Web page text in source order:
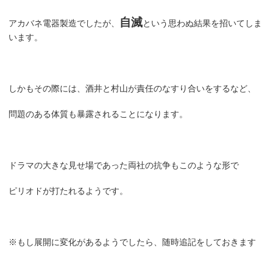
アカバネ電器製造でしたが、 自滅という思わぬ結果を招いてしま
います。
しかもその際には、酒井と村山が責任のなすり合いをするなど、
問題のある体質も暴露されることになります。
ドラマの大きな見せ場であった両社の抗争もこのような形で
ピリオドが打たれるようです。
※もし展開に変化があるようでしたら、随時追記をしておきます